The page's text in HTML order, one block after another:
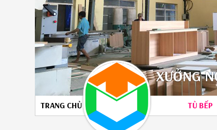
XƯỞNG
TRANG CHỦ TỦ BẾP